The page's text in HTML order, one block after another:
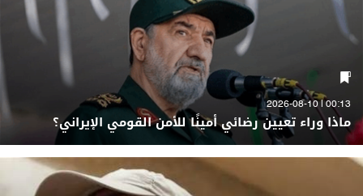
00:13 | 2026-08-10
ماذا وراء تعيين رضائي أمينًا للأمن القومي الإيراني؟